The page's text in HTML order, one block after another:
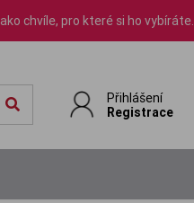
chvíle, pro které si ho vybíráte.
Přihlášení
Registrace